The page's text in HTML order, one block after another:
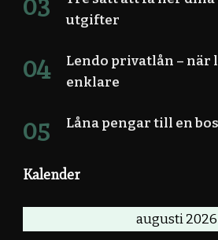
utgifter
Lendo privatlån – när
enklare
Låna pengar till en
Kalender
augusti 2026